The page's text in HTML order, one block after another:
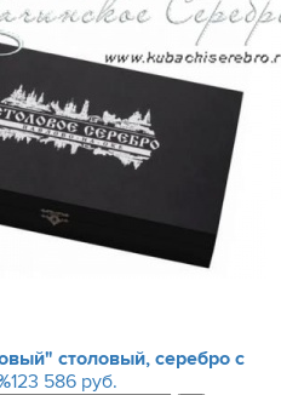
столовый, серебро с
123 586 руб.